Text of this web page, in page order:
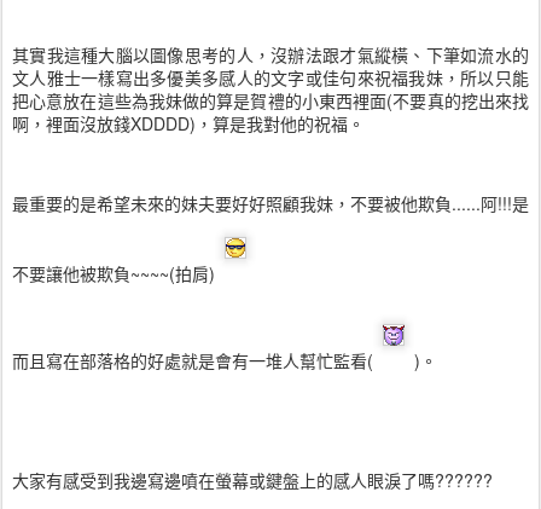
其實我這種大腦以圖像思考的人，沒辦法跟才氣縱橫、下筆如流水的
文人雅士一樣寫出多優美多感人的文字或佳句來祝福我妹，所以只能
把心意放在這些為我妹做的算是賀禮的小東西裡面(不要真的挖出來找
啊，裡面沒放錢XDDDD)，算是我對他的祝福。
最重要的是希望未來的妹夫要好好照顧我妹，不要被他欺負......阿!!!是
不要讓他被欺負~~~~(拍肩)
而且寫在部落格的好處就是會有一堆人幫忙監看( )。
大家有感受到我邊寫邊噴在螢幕或鍵盤上的感人眼淚了嗎??????